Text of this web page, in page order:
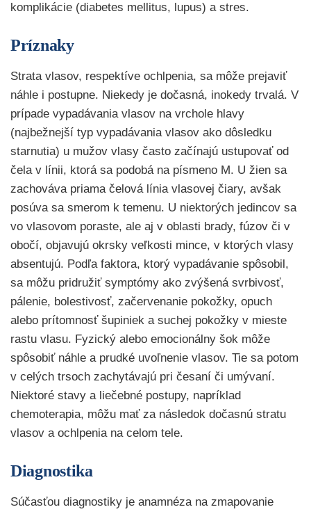
komplikácie (diabetes mellitus, lupus) a stres.
Príznaky
Strata vlasov, respektíve ochlpenia, sa môže prejaviť
náhle i postupne. Niekedy je dočasná, inokedy trvalá. V
prípade vypadávania vlasov na vrchole hlavy
(najbežnejší typ vypadávania vlasov ako dôsledku
starnutia) u mužov vlasy často začínajú ustupovať od
čela v línii, ktorá sa podobá na písmeno M. U žien sa
zachováva priama čelová línia vlasovej čiary, avšak
posúva sa smerom k temenu. U niektorých jedincov sa
vo vlasovom poraste, ale aj v oblasti brady, fúzov či v
obočí, objavujú okrsky veľkosti mince, v ktorých vlasy
absentujú. Podľa faktora, ktorý vypadávanie spôsobil,
sa môžu pridružiť symptómy ako zvýšená svrbivosť,
pálenie, bolestivosť, začervenanie pokožky, opuch
alebo prítomnosť šupiniek a suchej pokožky v mieste
rastu vlasu. Fyzický alebo emocionálny šok môže
spôsobiť náhle a prudké uvoľnenie vlasov. Tie sa potom
v celých trsoch zachytávajú pri česaní či umývaní.
Niektoré stavy a liečebné postupy, napríklad
chemoterapia, môžu mať za následok dočasnú stratu
vlasov a ochlpenia na celom tele.
Diagnostika
Súčasťou diagnostiky je anamnéza na zmapovanie